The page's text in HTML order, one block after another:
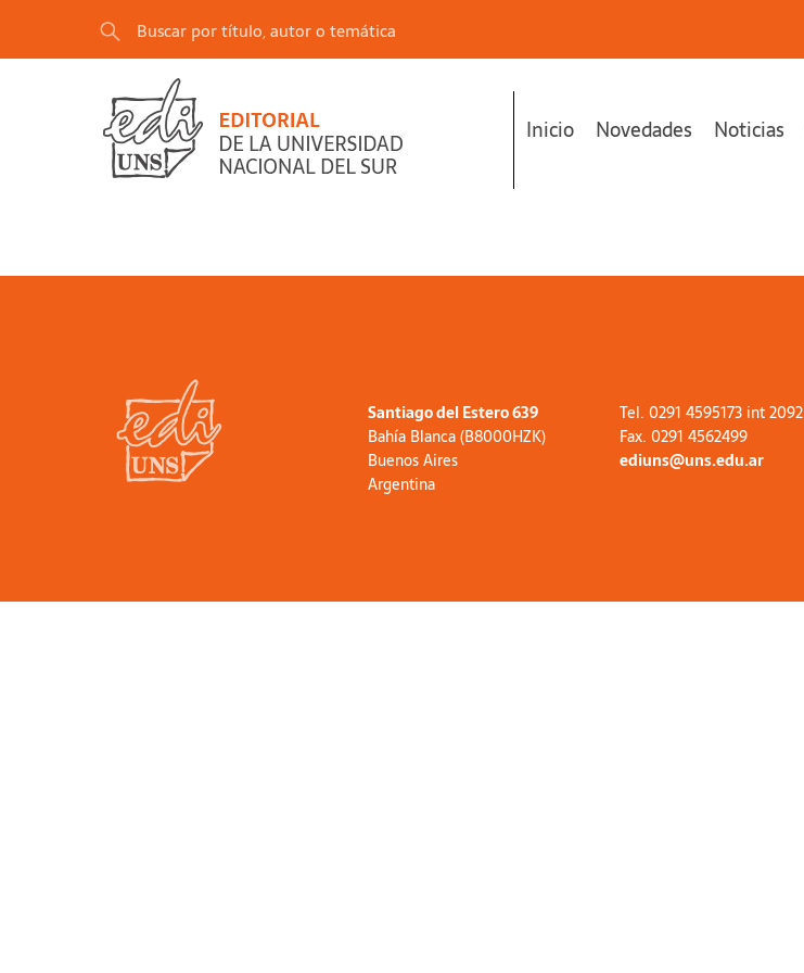
Inicio Novedades Noticias
Santiago del Estero 639
Bahía Blanca (B8000HZK)
Buenos Aires
Argentina
Tel. 0291 4595173 int 2092
Fax. 0291 4562499
ediuns@uns.edu.ar